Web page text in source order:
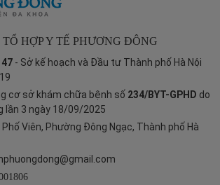
HỢP Y TẾ PHƯƠNG ĐÔNG
- Sở kế hoạch và Đầu tư Thành phố Hà Nội
cơ sở khám chữa bệnh số 234/BYT-GPHD do
lần 3 ngày 18/09/2025
Viên, Phường Đông Ngạc, Thành phố Hà